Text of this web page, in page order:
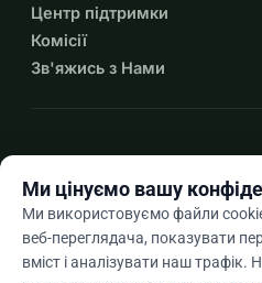
Центр підтримки
Комісії
Зв'яжись з Нами
Ми цінуємо вашу
Ми використовуємо файли
веб-переглядача, показувати
вміст і аналізувати наш